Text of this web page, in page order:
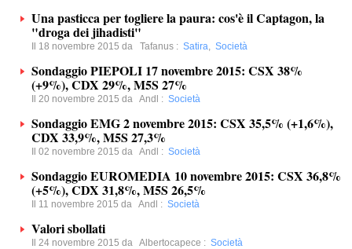
Una pasticca per togliere la paura: cos'è il Captagon, la
"droga dei jihadisti"
Il 18 novembre 2015 da Tafanus : Satira, Società
Sondaggio PIEPOLI 17 novembre 2015: CSX 38%
(+9%), CDX 29%, M5S 27%
Il 20 novembre 2015 da Andl : Società
Sondaggio EMG 2 novembre 2015: CSX 35,5% (+1,6%),
CDX 33,9%, M5S 27,3%
Il 02 novembre 2015 da Andl : Società
Sondaggio EUROMEDIA 10 novembre 2015: CSX 36,8%
(+5%), CDX 31,8%, M5S 26,5%
Il 11 novembre 2015 da Andl : Società
Valori sbollati
Il 24 novembre 2015 da Albertocapece : Società